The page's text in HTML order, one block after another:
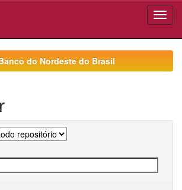
do Nordeste do Brasil